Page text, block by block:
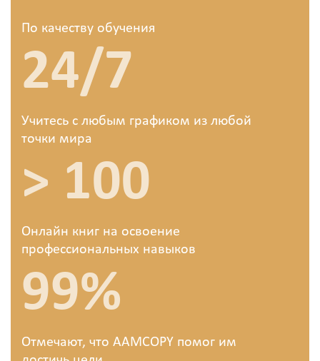
По качеству обучения
24/7
Учитесь с любым графиком из любой
точки мира
> 100
Онлайн книг на освоение
профессиональных навыков
99%
Oтмечают, что AAMCOPY помог им